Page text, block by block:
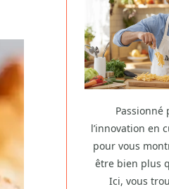
Passionné
l’innovation en
pour vous
être bien plus
Ici, vous